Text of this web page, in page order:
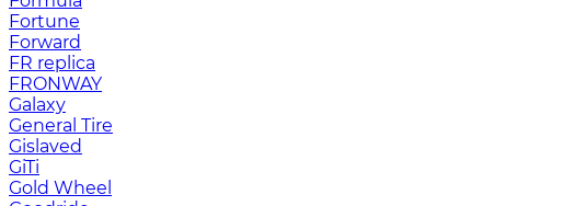
Fortune
Forward
FR replica
FRONWAY
Galaxy
General Tire
Gislaved
GiTi
Gold Wheel